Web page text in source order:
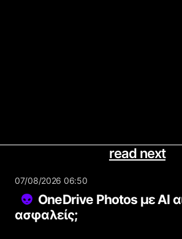
read next
07/08/2026 06:50
OneDrive Photos με AI
ασφαλείς;